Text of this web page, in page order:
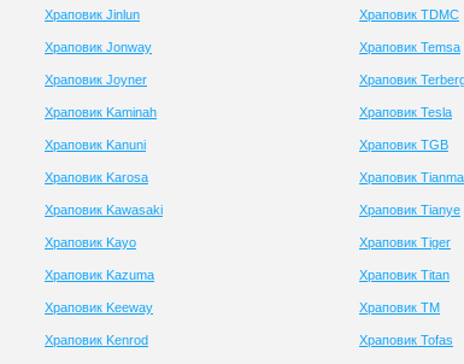
Храповик Jinlun
Храповик Jonway
Храповик Joyner
Храповик Kaminah
Храповик Kanuni
Храповик Karosa
Храповик Kawasaki
Храповик Kayo
Храповик Kazuma
Храповик Keeway
Храповик Kenrod
Храповик TDMC
Храповик Temsa
Храповик
Храповик Tesla
Храповик TGB
Храповик Tianma
Храповик Tianye
Храповик Tiger
Храповик Titan
Храповик TM
Храповик Tofas